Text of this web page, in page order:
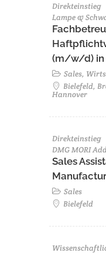
Direkteinstieg
Lampe &
(m/w/d) in
Sales,
Bielefeld,
Hannover
Direkteinstieg
DMG MORI
Sales
Sales
Bielefeld